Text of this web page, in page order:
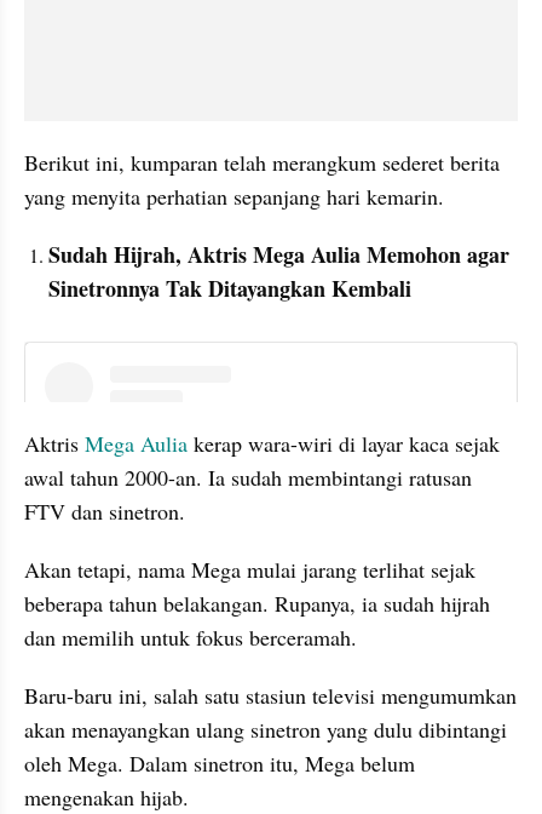
Berikut ini, kumparan telah merangkum sederet berita
yang menyita perhatian sepanjang hari kemarin.
Sudah Hijrah, Aktris Mega Aulia Memohon agar
Sinetronnya Tak Ditayangkan Kembali
Aktris Mega Aulia kerap wara-wiri di layar kaca sejak
awal tahun 2000-an. Ia sudah membintangi ratusan
FTV dan sinetron.
Akan tetapi, nama Mega mulai jarang terlihat sejak
beberapa tahun belakangan. Rupanya, ia sudah hijrah
dan memilih untuk fokus berceramah.
Baru-baru ini, salah satu stasiun televisi mengumumkan
akan menayangkan ulang sinetron yang dulu dibintangi
oleh Mega. Dalam sinetron itu, Mega belum
mengenakan hijab.